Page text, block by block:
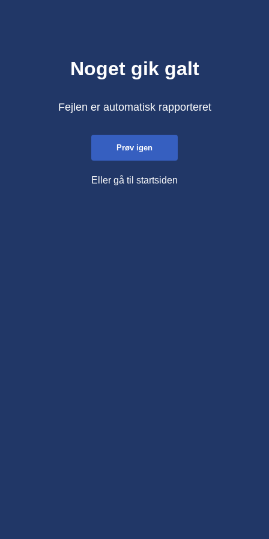
Noget gik galt
Fejlen er automatisk rapporteret
Prøv igen
Eller gå til startsiden